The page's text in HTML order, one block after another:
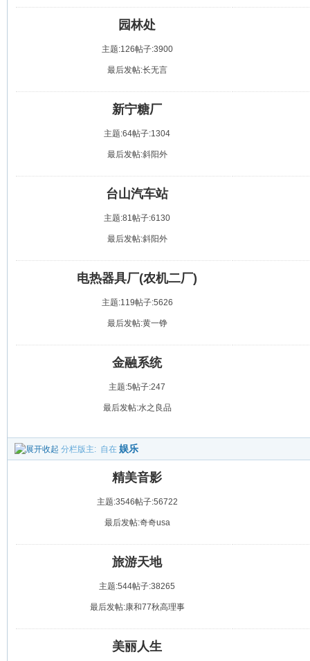
园林处
主题:126帖子:3900
最后发帖:长无言
新宁糖厂
主题:64帖子:1304
最后发帖:斜阳外
台山汽车站
主题:81帖子:6130
最后发帖:斜阳外
电热器具厂(农机二厂)
主题:119帖子:5626
最后发帖:黄一铮
金融系统
主题:5帖子:247
最后发帖:水之良品
分栏版主: 自在 娱乐
精美音影
主题:3546帖子:56722
最后发帖:奇奇usa
旅游天地
主题:544帖子:38265
最后发帖:康和77秋高理事
美丽人生